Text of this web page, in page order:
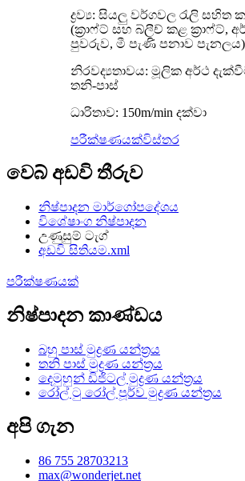
ද්‍රව්‍ය: සියලු වර්ගවල රැලි සහිත
(ක්‍රාෆ්ට් සහ බ්ලීච් කළ ක්‍රාෆ්ට්,
පුවරුව, මී පැණි පනාව පැනලය)
නිරවද්‍යතාවය: මූලික අර්ථ
තනි-පාස්
ධාරිතාව: 150m/min දක්වා
පරීක්ෂණයක්විස්තර
වෙබ් අඩවි තීරුව
නිෂ්පාදන මාර්ගෝපදේශය
විශේෂාංග නිෂ්පාදන
උණුසුම් ටැග්
අඩවි සිතියම.xml
පරීක්ෂණයක්
නිෂ්පාදන කාණ්ඩය
බහු පාස් මුද්‍රණ යන්ත්‍රය
තනි පාස් මුද්‍රණ යන්ත්‍රය
දෙමුහුන් ඩිජිටල් මුද්‍රණ යන්ත්‍රය
රෝල් ටු රෝල් පූර්ව මුද්‍රණ යන්ත්‍රය
අපි ගැන
86 755 28703213
max@wonderjet.net